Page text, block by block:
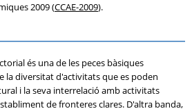
2009 (CCAE-2009).
és una de les peces bàsiques
la diversitat d'activitats que es poden
i la seva interrelació amb activitats
de fronteres clares. D'altra banda,